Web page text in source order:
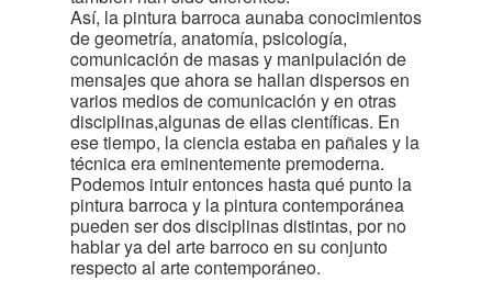
Así, la pintura barroca aunaba conocimientos
de geometría, anatomía, psicología,
comunicación de masas y manipulación de
mensajes que ahora se hallan dispersos en
varios medios de comunicación y en otras
disciplinas,algunas de ellas científicas. En
ese tiempo, la ciencia estaba en pañales y la
técnica era eminentemente premoderna.
Podemos intuir entonces hasta qué punto la
pintura barroca y la pintura contemporánea
pueden ser dos disciplinas distintas, por no
hablar ya del arte barroco en su conjunto
respecto al arte contemporáneo.